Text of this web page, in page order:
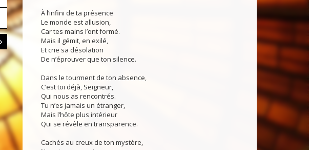
À l’infini de ta présence
Le monde est allusion,
Car tes mains l’ont formé.
Mais il gémit, en exilé,
Et crie sa désolation
De n’éprouver que ton silence.
Dans le tourment de ton absence,
C’est toi déjà, Seigneur,
Qui nous as rencontrés.
Tu n’es jamais un étranger,
Mais l’hôte plus intérieur
Qui se révèle en transparence.
Cachés au creux de ton mystère,